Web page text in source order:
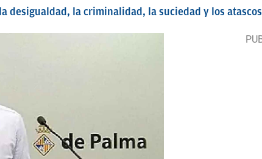
desigualdad, la criminalidad, la suciedad y los atascos